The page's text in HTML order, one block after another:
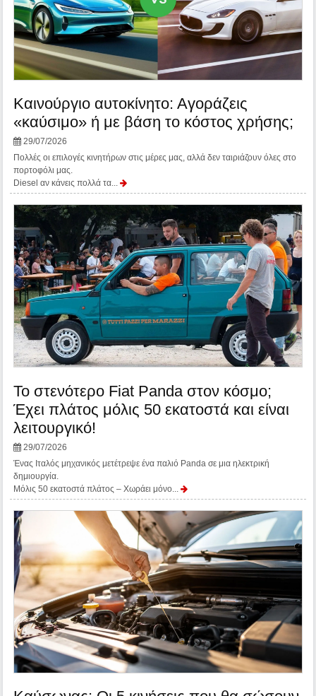
Καινούργιο αυτοκίνητο: Αγοράζεις
«καύσιμο» ή με βάση το κόστος χρήσης;
29/07/2026
Πολλές οι επιλογές κινητήρων στις μέρες μας, αλλά δεν ταιριάζουν όλες στο
πορτοφόλι μας.
Diesel αν κάνεις πολλά τα...
Το στενότερο Fiat Panda στον κόσμο;
Έχει πλάτος μόλις 50 εκατοστά και είναι
λειτουργικό!
29/07/2026
Ένας Ιταλός μηχανικός μετέτρεψε ένα παλιό Panda σε μια ηλεκτρική
δημιουργία.
Μόλις 50 εκατοστά πλάτος – Χωράει μόνο...